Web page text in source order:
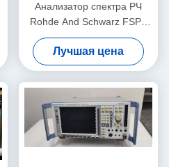
Анализатор спектра РЧ
Rohde And Schwarz FSP3
Практичный анализатор
частоты РЧ
Лучшая цена